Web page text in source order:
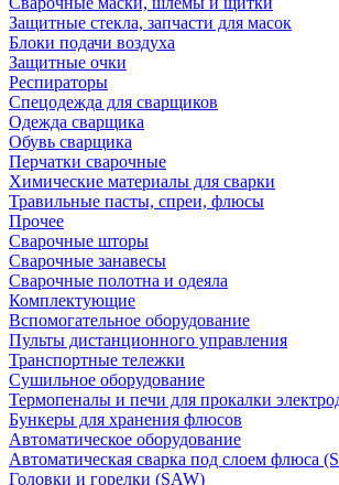
Защитные стекла, запчасти для масок
Блоки подачи воздуха
Защитные очки
Респираторы
Спецодежда для сварщиков
Одежда сварщика
Обувь сварщика
Перчатки сварочные
Химические материалы для сварки
Травильные пасты, спреи, флюсы
Прочее
Сварочные шторы
Сварочные занавесы
Сварочные полотна и одеяла
Комплектующие
Вспомогательное оборудование
Пульты дистанционного управления
Транспортные тележки
Сушильное оборудование
Термопеналы и печи для прокалки
Бункеры для хранения флюсов
Автоматическое оборудование
Автоматическая сварка под слоем флюса
Головки и горелки (SAW)